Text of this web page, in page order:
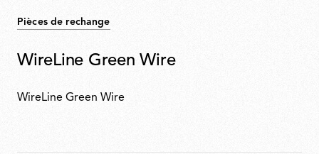
Pièces de rechange
WireLine Green Wire
WireLine Green Wire